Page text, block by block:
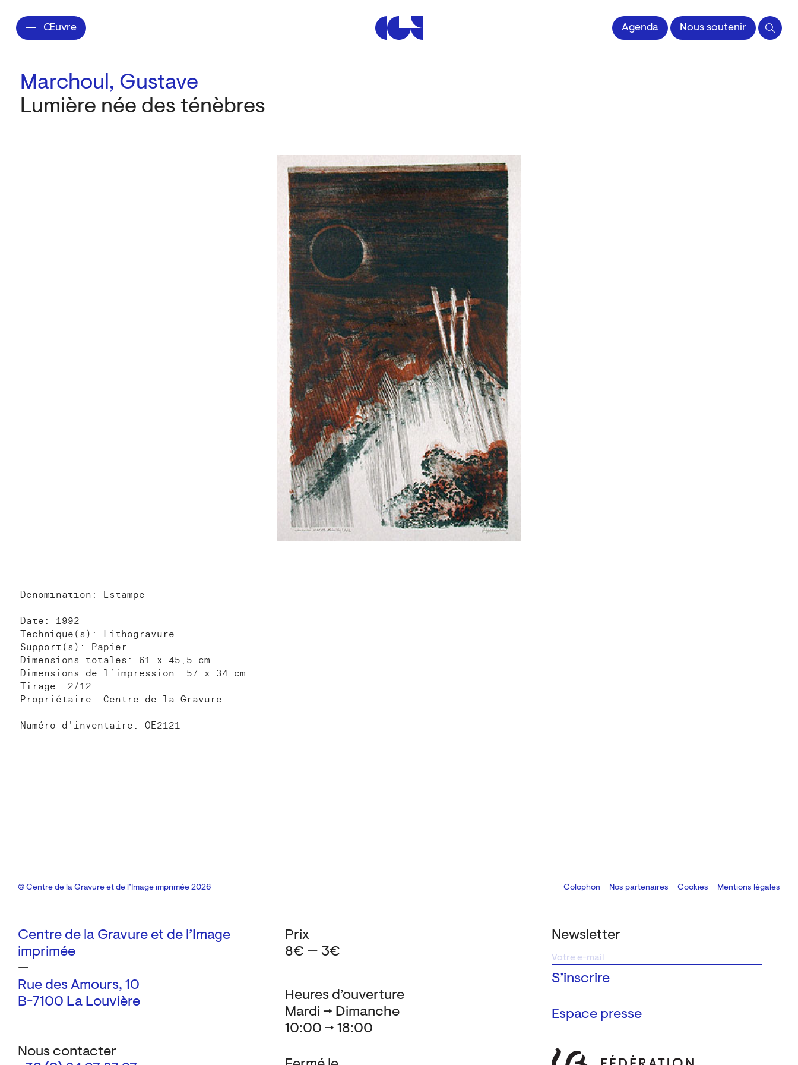
Œuvre Centre de la Gravure et de l'Image impriméeAgenda Nous soutenir
Marchoul, Gustave
Lumière née des ténèbres
Denomination: Estampe
Date: 1992
Technique(s): Lithogravure
Support(s): Papier
Dimensions totales: 61 x 45,5 cm
Dimensions de l’impression: 57 x 34 cm
Tirage: 2/12
Propriétaire: Centre de la Gravure
Numéro d'inventaire: OE2121
Centre de la Gravure et de l’Image
imprimée
—
Rue des Amours, 10
B-7100 La Louvière
Nous contacter
Newsletter
Espace presse
Heures d’ouverture
Mardi → Dimanche
10:00 → 18:00
Prix
8€ — 3€
© Centre de la Gravure et de l’Image imprimée 2026 Colophon
Design:Marcel Kaczmarek, code:8080.studio
Nos partenaires Cookies Mentions légales